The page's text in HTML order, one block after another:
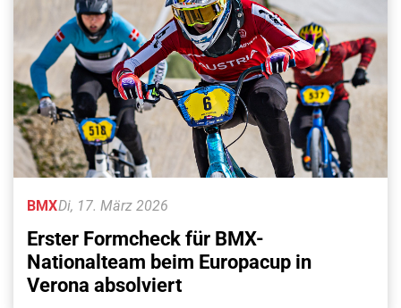
Di, 17. März 2026
BMX
Erster Formcheck für BMX-
Nationalteam beim Europacup in
Verona absolviert